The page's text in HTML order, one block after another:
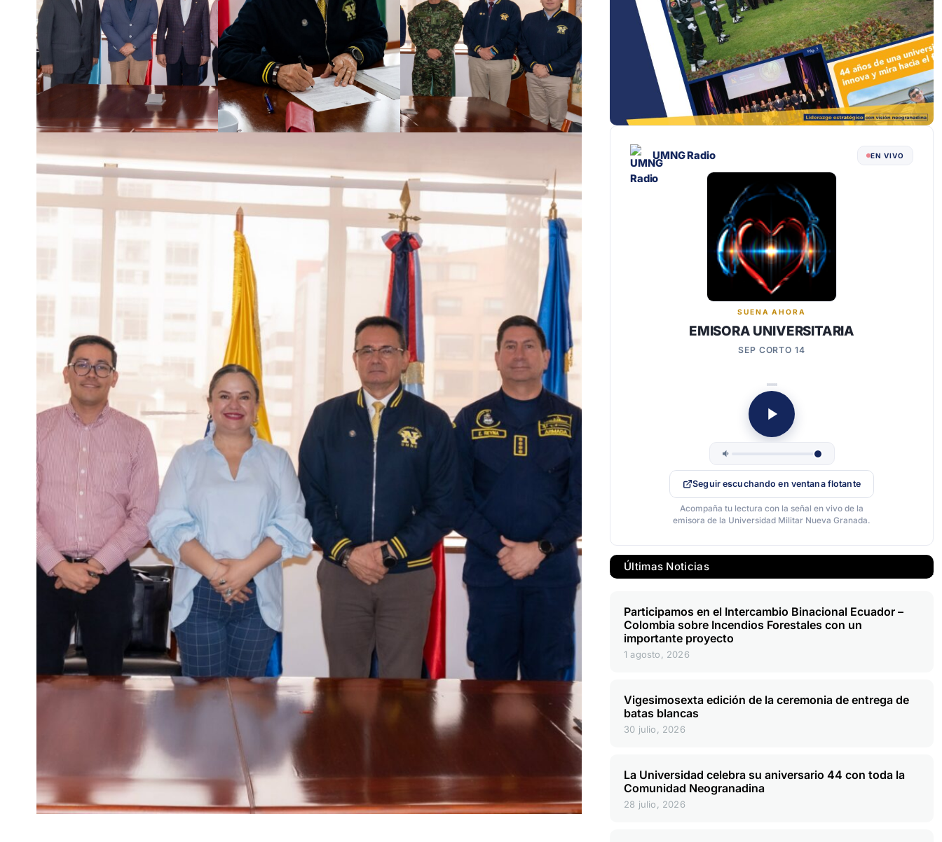
UMNG Radio EN VIVO
SUENA AHORA
EMISORA UNIVERSITARIA
SEP CORTO 14
Seguir escuchando en ventana flotante
Acompaña tu lectura con la señal en vivo de la
emisora de la Universidad Militar Nueva Granada.
Últimas Noticias
Participamos en el Intercambio Binacional Ecuador –
Colombia sobre Incendios Forestales con un
importante proyecto
1 agosto, 2026
Vigesimosexta edición de la ceremonia de entrega de
batas blancas
30 julio, 2026
La Universidad celebra su aniversario 44 con toda la
Comunidad Neogranadina
28 julio, 2026